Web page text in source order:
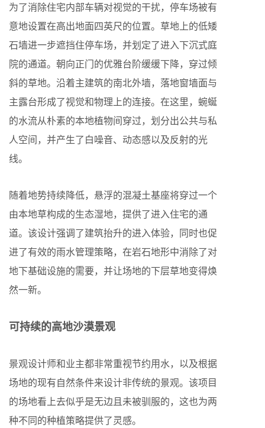
为了消除住宅内部车辆对视觉的干扰，停车场被有
意地设置在高出地面四英尺的位置。草地上的低矮
石墙进一步遮挡住停车场，并划定了进入下沉式庭
院的通道。朝向正门的优雅台阶缓缓下降，穿过倾
斜的草地。沿着主建筑的南北外墙，落地窗墙面与
主露台形成了视觉和物理上的连接。在这里，蜿蜒
的水流从朴素的本地植物间穿过，划分出公共与私
人空间，并产生了白噪音、动态感以及反射的光
线。
随着地势持续降低，悬浮的混凝土基座将穿过一个
由本地草构成的生态湿地，提供了进入住宅的通
道。该设计强调了建筑抬升的进入体验，同时也促
进了有效的雨水管理策略，在岩石地形中消除了对
地下基础设施的需要，并让场地的下层草地变得焕
然一新。
可持续的高地沙漠景观
景观设计师和业主都非常重视节约用水，以及根据
场地的现有自然条件来设计非传统的景观。该项目
的场地看上去似乎是无边且未被驯服的，这也为两
种不同的种植策略提供了灵感。